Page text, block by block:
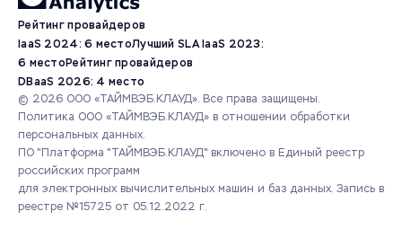
Рейтинг провайдеров
IaaS 2024: 6 местоЛучший SLA IaaS 2023:
6 местоРейтинг провайдеров
DBaaS 2026: 4 место
© 2026 ООО «ТАЙМВЭБ.КЛАУД». Все права защищены.
Политика ООО «ТАЙМВЭБ.КЛАУД» в отношении обработки
персональных данных.
ПО "Платформа "ТАЙМВЭБ.КЛАУД" включено в Единый реестр
российских программ
для электронных вычислительных машин и баз данных. Запись в
реестре №15725 от 05.12.2022 г.